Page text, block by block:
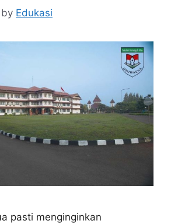
by Edukasi
pasti menginginkan